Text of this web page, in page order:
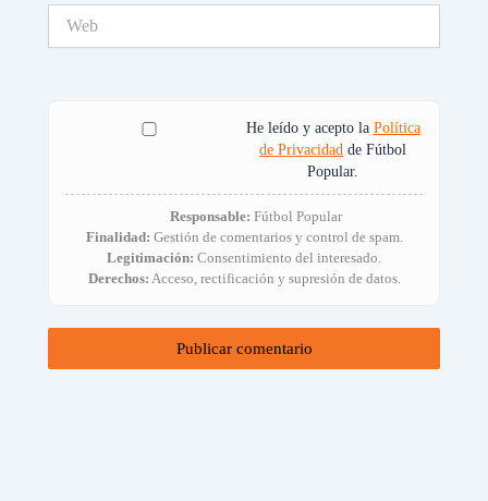
He leído y acepto la Política
de Privacidad de Fútbol
Popular.
Responsable: Fútbol Popular
Finalidad: Gestión de comentarios y control de spam.
Legitimación: Consentimiento del interesado.
Derechos: Acceso, rectificación y supresión de datos.